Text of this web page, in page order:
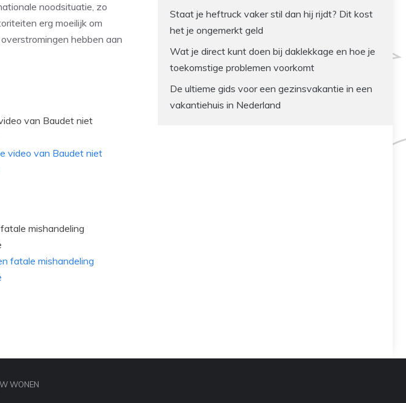
noodsituatie, zo
erg moeilijk om
hebben aan
van Baudet niet
mishandeling
Staat je heftruck vaker stil dan hij rijdt? Dit kost
het je ongemerkt geld
Wat je direct kunt doen bij daklekkage en hoe je
toekomstige problemen voorkomt
De ultieme gids voor een gezinsvakantie in een
vakantiehuis in Nederland
WONEN